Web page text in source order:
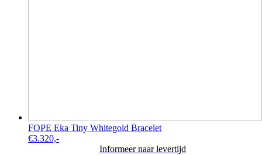
FOPE Eka Tiny Whitegold Bracelet
€3.320,-
Informeer naar levertijd